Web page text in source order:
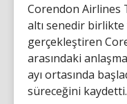
Corendon Airlines
altı senedir
gerçekleştiren
arasındaki
ayı ortasında
süreceğini kaydetti.